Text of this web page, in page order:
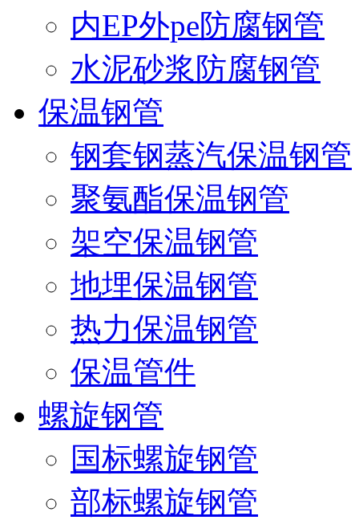
内EP外pe防腐钢管
水泥砂浆防腐钢管
保温钢管
钢套钢蒸汽保温钢管
聚氨酯保温钢管
架空保温钢管
地埋保温钢管
热力保温钢管
保温管件
螺旋钢管
国标螺旋钢管
部标螺旋钢管